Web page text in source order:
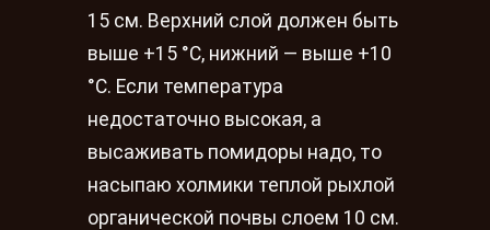
15 см. Верхний слой должен быть
выше +15 °С, нижний — выше +10
°С. Если температура
недостаточно высокая, а
высаживать помидоры надо, то
насыпаю холмики теплой рыхлой
органической почвы слоем 10 см.